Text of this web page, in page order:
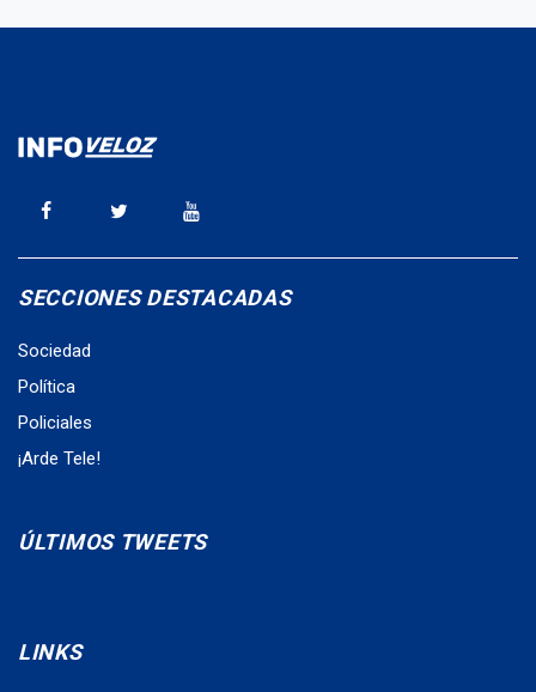
SECCIONES DESTACADAS
Sociedad
Política
Policiales
¡Arde Tele!
ÚLTIMOS TWEETS
LINKS